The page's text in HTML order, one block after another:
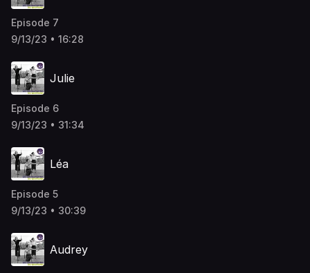
Episode 7
9/13/23 • 16:28
Julie
Episode 6
9/13/23 • 31:34
Léa
Episode 5
9/13/23 • 30:39
Audrey